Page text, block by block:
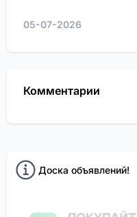
05-07-2026
Комментарии
Доска объявлений!